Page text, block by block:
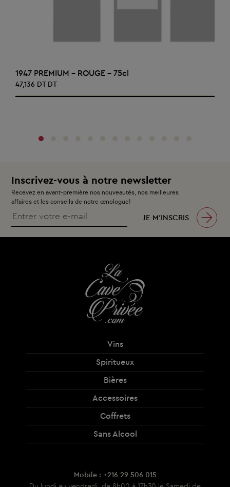
AJOUTER AU PANIER
1947 PREMIUM - ROUGE - 75cl
47,136 DT DT
Inscrivez-vous à notre newsletter
Recevez en avant-première nos nouveautés, nos meilleures
affaires et les conseils de notre œnologue!
JE M’INSCRIS
Vins
Spiritueux
Bières
Accessoires
Coffrets
Sans Alcool
Mobile : +216 29 506 015